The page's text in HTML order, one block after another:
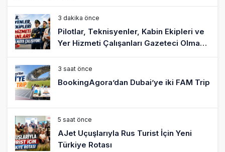
3 dakika önce
Pilotlar, Teknisyenler, Kabin Ekipleri ve
Yer Hizmeti Çalışanları Gazeteci Olmaya
3 saat önce
BookingAgora’dan Dubai’ye iki FAM Trip
5 saat önce
AJet Uçuşlarıyla Rus Turist İçin Yeni
Türkiye Rotası